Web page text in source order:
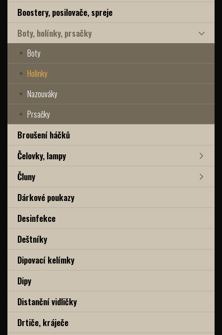
Boostery, posilovače, spreje
Boty, holínky, prsačky
Boty
Holinky
Nazouváky
Prsačky
Broušení háčků
Čelovky, lampy
Čluny
Dárkové poukazy
Desinfekce
Deštníky
Dipovací kelímky
Dipy
Distanční vidličky
Drtiče, kráječe